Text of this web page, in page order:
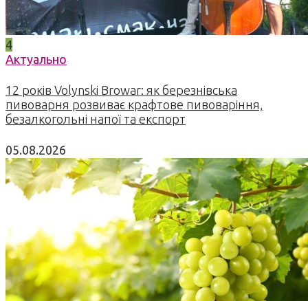
4
Актуально
12 років Volynski Browar: як березнівська
пивоварня розвиває крафтове пивоваріння,
безалкогольні напої та експорт
05.08.2026